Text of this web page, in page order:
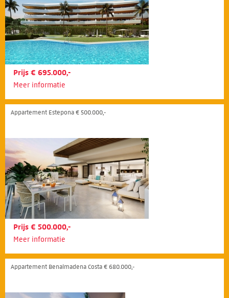
Prijs € 695.000,-
Meer informatie
Appartement Estepona € 500.000,-
Prijs € 500.000,-
Meer informatie
Appartement Benalmadena Costa € 680.000,-